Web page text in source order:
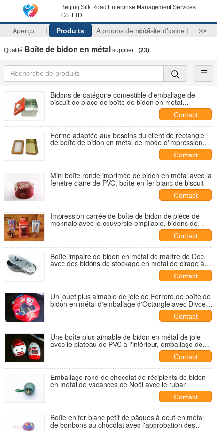
Beijing Silk Road Enterprise Management Services
Co.,LTD
Aperçu Produits A propos de nousVisite d'usine >>
Qualité Boîte de bidon en métal supplier. (23)
Bidons de catégorie comestible d'emballage de
biscuit de place de boîte de bidon en métal
d'impression de transfert de chaleur
Contact
Forme adaptée aux besoins du client de rectangle
de boîte de bidon en métal de mode d'impression
Contact
Mini boîte ronde imprimée de bidon en métal avec la
fenêtre claire de PVC, boîte en fer blanc de biscuit
Contact
Impression carrée de boîte de bidon de pièce de
monnaie avec le couvercle empilable, bidons de
Contact
Boîte impaire de bidon en métal de martre de Doc.
avec des bidons de stockage en métal de cirage à
Contact
Un jouet plus aimable de joie de Ferrero de boîte de
bidon en métal d'emballage d'Octangle avec Divder
Contact
Une boîte plus aimable de bidon en métal de joie
avec le plateau de PVC à l'intérieur, emballage de
Contact
Emballage rond de chocolat de récipients de bidon
en métal de vacances de Noël avec le ruban
Contact
Boîte en fer blanc petit de pâques à oeuf en métal
de bonbons au chocolat avec l'approbation des